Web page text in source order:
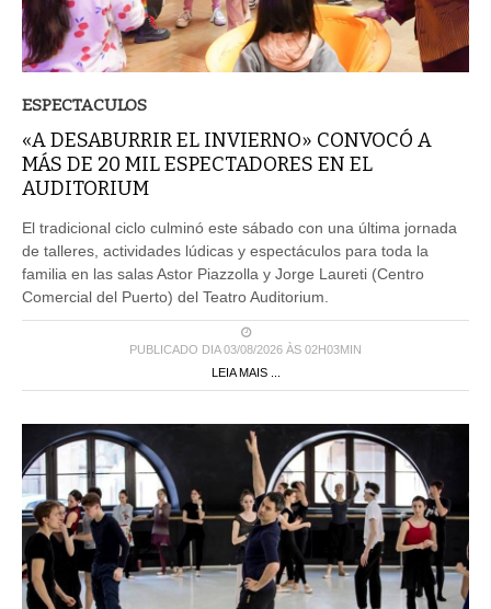
ESPECTACULOS
«A DESABURRIR EL INVIERNO» CONVOCÓ A
MÁS DE 20 MIL ESPECTADORES EN EL
AUDITORIUM
El tradicional ciclo culminó este sábado con una última jornada
de talleres, actividades lúdicas y espectáculos para toda la
familia en las salas Astor Piazzolla y Jorge Laureti (Centro
Comercial del Puerto) del Teatro Auditorium.
PUBLICADO DIA 03/08/2026 ÀS 02H03MIN
LEIA MAIS ...